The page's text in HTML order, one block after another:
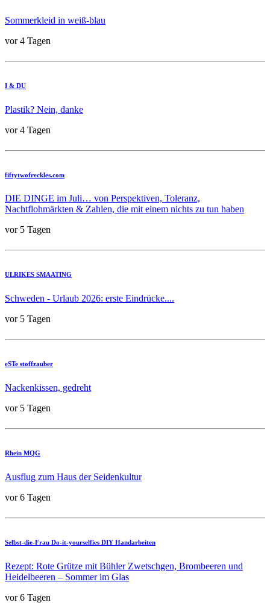
Sommerkleid in weiß-blau
vor 4 Tagen
I & DU
Plastik? Nein, danke
vor 4 Tagen
fiftytwofreckles.com
DIE DINGE im Juli… von Perspektiven, Toleranz,
Nachtflohmärkten & Zahlen, die mit einem nichts zu tun haben
vor 5 Tagen
ULRIKES SMAATING
Schweden - Urlaub 2026: erste Eindrücke....
vor 5 Tagen
eSTe stoffzauber
Nackenkissen, gedreht
vor 5 Tagen
Rhein MQG
Ausflug zum Haus der Seidenkultur
vor 6 Tagen
Selbst-die-Frau Do-it-yourselfies DIY Handarbeiten
Rezept: Rote Grütze mit Bühler Zwetschgen, Brombeeren und
Heidelbeeren – Sommer im Glas
vor 6 Tagen